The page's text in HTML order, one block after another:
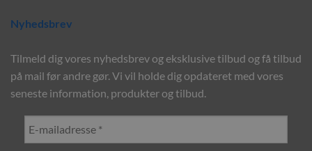
Nyhedsbrev
Tilmeld dig vores nyhedsbrev og eksklusive tilbud og få tilbud
på mail før andre gør. Vi vil holde dig opdateret med vores
seneste information, produkter og tilbud.